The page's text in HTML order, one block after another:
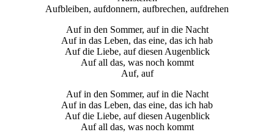
Aufbleiben, aufdonnern, aufbrechen, aufdrehen
Auf in den Sommer, auf in die Nacht
Auf in das Leben, das eine, das ich hab
Auf die Liebe, auf diesen Augenblick
Auf all das, was noch kommt
Auf, auf
Auf in den Sommer, auf in die Nacht
Auf in das Leben, das eine, das ich hab
Auf die Liebe, auf diesen Augenblick
Auf all das, was noch kommt